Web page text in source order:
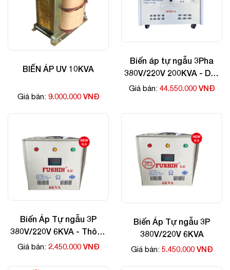
BIẾN ÁP UV 10KVA
Giá bán: 9.000.000 VNĐ
Biến áp tự ngẫu 3Pha
380V/220V 200KVA - Dây
Nhôm
Giá bán: 44.550.000 VNĐ
Biến Áp Tự ngẫu 3P
380V/220V 6KVA - Thông
Dụng
Giá bán: 2.450.000 VNĐ
Biến Áp Tự ngẫu 3P
380V/220V 6KVA
Giá bán: 5.450.000 VNĐ